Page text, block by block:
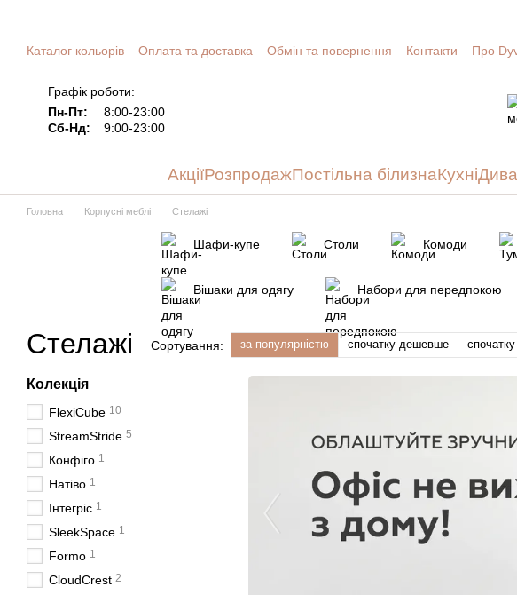
Каталог кольорів Оплата та доставка Обмін та повернення Контакти Про
Графік роботи:
Пн-Пт:
8:00-23:00
Сб-Нд:
9:00-23:00
АкціїРозпродажПостільна білизнаКухні
Головна Корпусні меблі Стелажі
Стелажі
Шафи-купе Столи Комоди
Вішаки для одягу Набори для передпокою
Сортування: за популярністю спочатку дешевше
Колекція
FlexiCube 10
StreamStride 5
Конфіго 1
Натіво 1
Інтегріс 1
SleekSpace 1
Formo 1
CloudCrest 2